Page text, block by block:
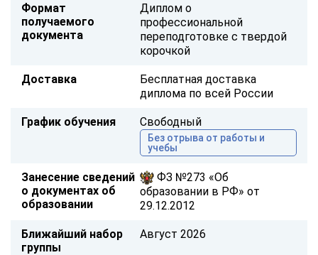
Формат
получаемого
документа
Диплом о
профессиональной
переподготовке с твердой
корочкой
Доставка
Бесплатная доставка
диплома по всей России
График обучения Свободный
Без отрыва от работы и
учебы
Занесение сведений
о документах об
образовании
ФЗ №273 «Об
образовании в РФ» от
29.12.2012
Ближайший набор
группы
Август 2026